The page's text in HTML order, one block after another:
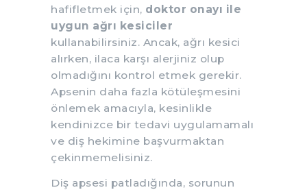
hafifletmek için, doktor onayı ile
uygun ağrı kesiciler
kullanabilirsiniz. Ancak, ağrı kesici
alırken, ilaca karşı alerjiniz olup
olmadığını kontrol etmek gerekir.
Apsenin daha fazla kötüleşmesini
önlemek amacıyla, kesinlikle
kendinizce bir tedavi uygulamamalı
ve diş hekimine başvurmaktan
çekinmemelisiniz.
Diş apsesi patladığında, sorunun